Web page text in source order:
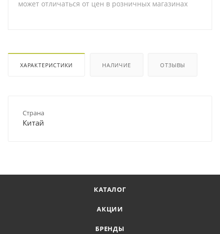
может отличаться от цен в розничных магазинах
ХАРАКТЕРИСТИКИ НАЛИЧИЕ ОТЗЫВЫ
Страна
Китай
КАТАЛОГ
АКЦИИ
БРЕНДЫ